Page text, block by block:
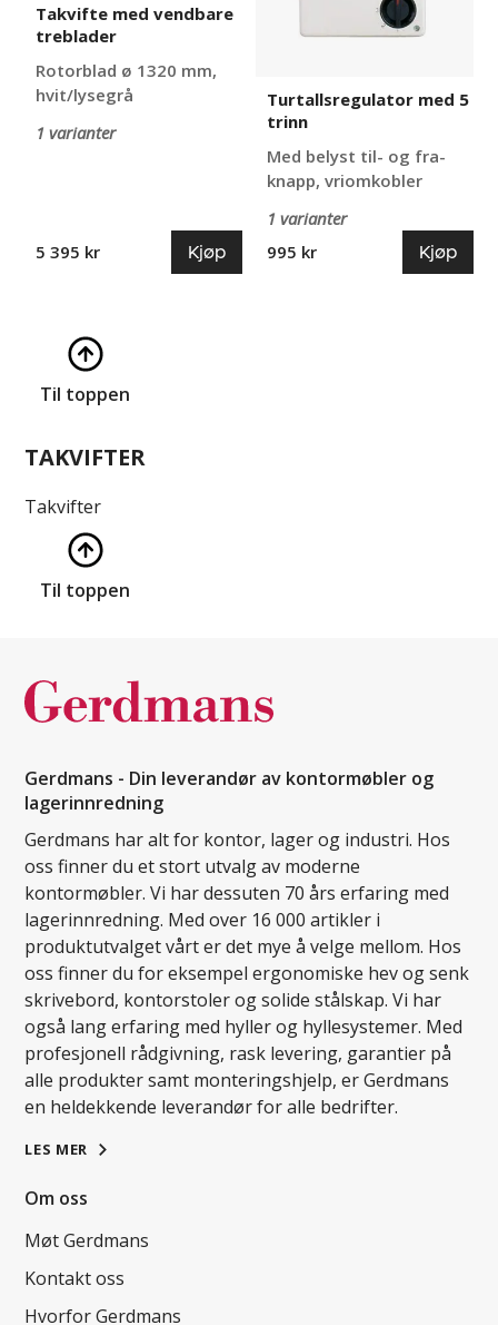
Takvifte med vendbare
treblader
Rotorblad ø 1320 mm,
hvit/lysegrå
1 varianter
5 395 kr Kjøp
Turtallsregulator med 5
trinn
Med belyst til- og fra-
knapp, vriomkobler
1 varianter
995 kr
Kjøp
Til toppen
TAKVIFTER
Takvifter
Til toppen
Gerdmans - Din leverandør av kontormøbler og
lagerinnredning
Gerdmans har alt for kontor, lager og industri. Hos
oss finner du et stort utvalg av moderne
kontormøbler. Vi har dessuten 70 års erfaring med
lagerinnredning. Med over 16 000 artikler i
produktutvalget vårt er det mye å velge mellom. Hos
oss finner du for eksempel ergonomiske hev og senk
skrivebord, kontorstoler og solide stålskap. Vi har
også lang erfaring med hyller og hyllesystemer. Med
profesjonell rådgivning, rask levering, garantier på
alle produkter samt monteringshjelp, er Gerdmans
en heldekkende leverandør for alle bedrifter.
LES MER
Om oss
Møt Gerdmans
Kontakt oss
Hvorfor Gerdmans